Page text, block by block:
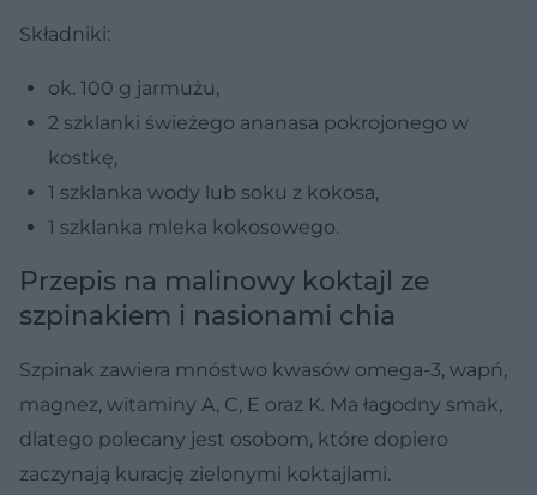
Składniki:
ok. 100 g jarmużu,
2 szklanki świeżego ananasa pokrojonego w
kostkę,
1 szklanka wody lub soku z kokosa,
1 szklanka mleka kokosowego.
Przepis na malinowy koktajl ze
szpinakiem i nasionami chia
Szpinak zawiera mnóstwo kwasów omega-3, wapń,
magnez, witaminy A, C, E oraz K. Ma łagodny smak,
dlatego polecany jest osobom, które dopiero
zaczynają kurację zielonymi koktajlami.